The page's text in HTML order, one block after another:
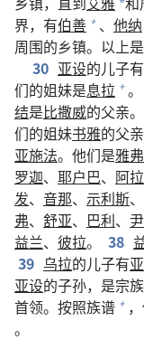
*
界，有伯善 + 、 他纳
周围的乡镇。以上是
30 亚设的儿子有
们的姐妹是息拉 + 。
结是比撒威的父亲。
们的姐妹书雅的父亲
亚施法。他们是雅
罗迦、 耶户巴、 阿
发、 音那、 示利斯、
弗、 舒亚、 巴利、
益兰、 彼拉。 38
39 乌拉的儿子有
亚设的子孙，是宗
首领。按照族谱 +
。